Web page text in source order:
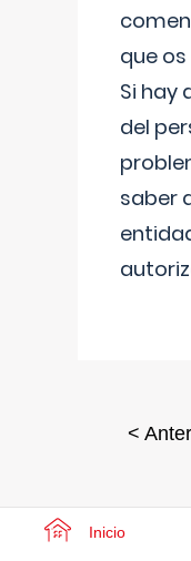
que
Si hay
del
saber
<
Inicio